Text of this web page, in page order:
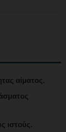
αίματος.
ιστούς.